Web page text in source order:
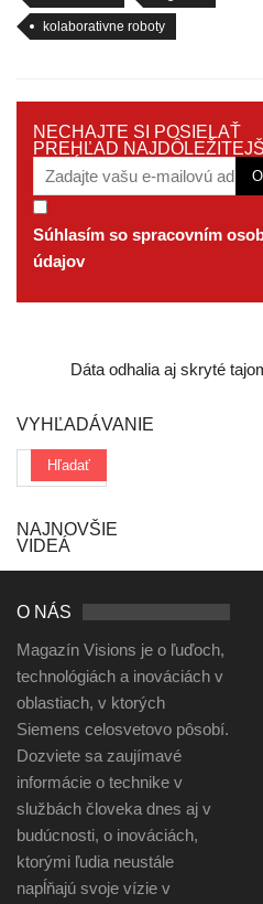
kolaborativne roboty
NECHAJTE SI POSIELAŤ
PREHĽAD
Súhlasím so spracovním
údajov
Dáta odhalia aj skryté
VYHĽADÁVANIE
NAJNOVŠIE
VIDEÁ
O NÁS
Magazín Visions je o ľuďoch,
technológiách a inováciách v
oblastiach, v ktorých
Siemens celosvetovo pôsobí.
Dozviete sa zaujímavé
informácie o technike v
službách človeka dnes aj v
budúcnosti, o inováciách,
ktorými ľudia neustále
napĺňajú svoje vízie v